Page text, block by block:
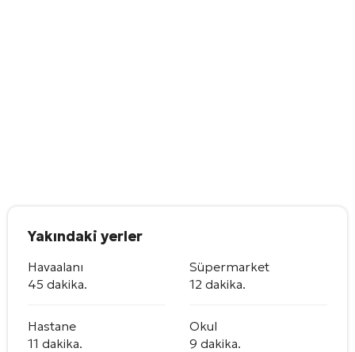
Yakındaki yerler
Havaalanı
45 dakika.
Süpermarket
12 dakika.
Hastane
11 dakika.
Okul
9 dakika.